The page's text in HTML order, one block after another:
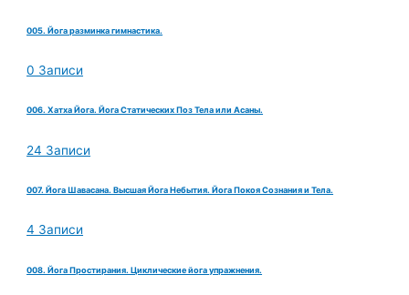
005. Йога разминка гимнастика.
0 Записи
006. Хатха Йога. Йога Статических Поз Тела или Асаны.
24 Записи
007. Йога Шавасана. Высшая Йога Небытия. Йога Покоя Сознания и Тела.
4 Записи
008. Йога Простирания. Циклические йога упражнения.